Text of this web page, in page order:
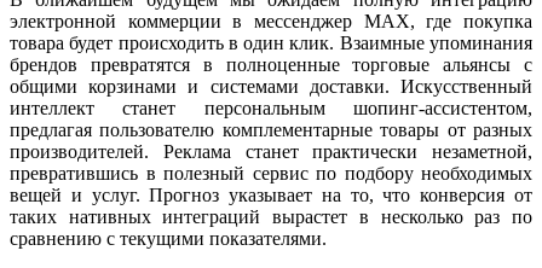
электронной коммерции в мессенджер MAX, где покупка
товара будет происходить в один клик. Взаимные упоминания
брендов превратятся в полноценные торговые альянсы с
общими корзинами и системами доставки. Искусственный
интеллект станет персональным шопинг-ассистентом,
предлагая пользователю комплементарные товары от разных
производителей. Реклама станет практически незаметной,
превратившись в полезный сервис по подбору необходимых
вещей и услуг. Прогноз указывает на то, что конверсия от
таких нативных интеграций вырастет в несколько раз по
сравнению с текущими показателями.